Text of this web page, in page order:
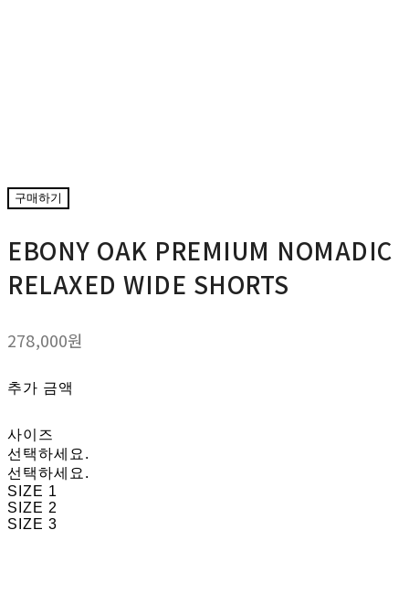
구매하기
EBONY OAK PREMIUM NOMADIC
RELAXED WIDE SHORTS
278,000원
추가 금액
사이즈
선택하세요.
선택하세요.
SIZE 1
SIZE 2
SIZE 3